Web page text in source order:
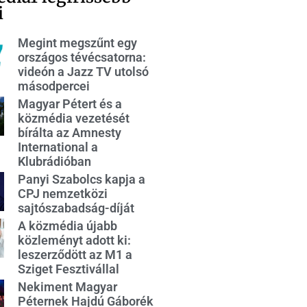
Megint megszűnt egy
országos tévécsatorna:
videón a Jazz TV utolsó
másodpercei
Magyar Pétert és a
közmédia vezetését
bírálta az Amnesty
International a
Klubrádióban
Panyi Szabolcs kapja a
CPJ nemzetközi
sajtószabadság-díját
A közmédia újabb
közleményt adott ki:
leszerződött az M1 a
Sziget Fesztivállal
Nekiment Magyar
Péternek Hajdú Gáborék